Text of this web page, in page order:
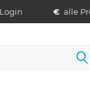
€ alle